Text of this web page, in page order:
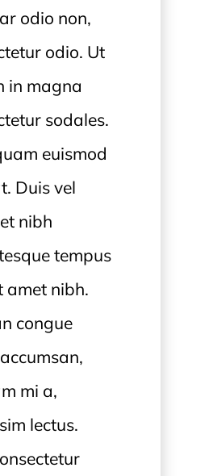
odio non,
odio. Ut
in magna
sodales.
euismod
Duis vel
nibh
tempus
amet nibh.
congue
mi a,
lectus.